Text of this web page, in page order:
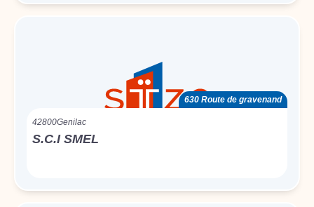
630 Route de gravenand
42800Genilac
S.C.I SMEL